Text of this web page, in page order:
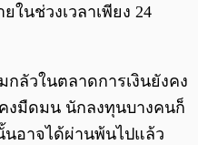
ยในช่วงเวลาเพียง 24
ลัวในตลาดการเงินยังคง
งมืดมน นักลงทุนบางคนก็
นอาจได้ผ่านพ้นไปแล้ว